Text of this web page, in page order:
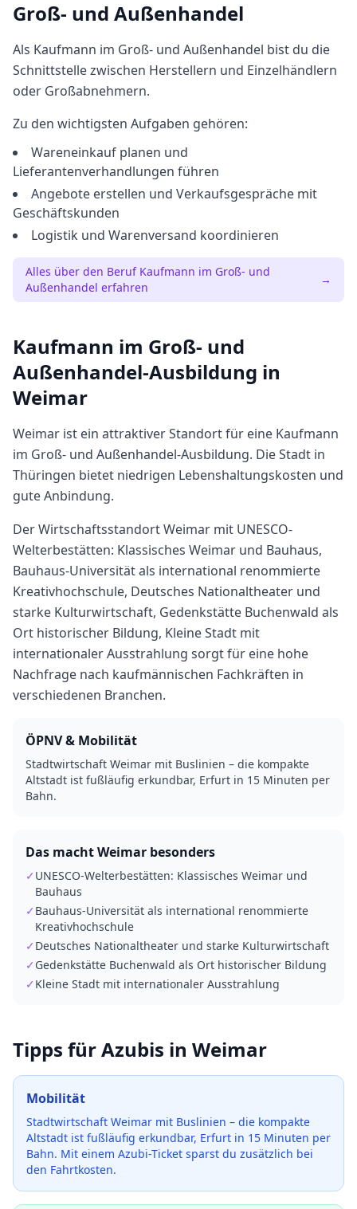
Groß- und Außenhandel
Als Kaufmann im Groß- und Außenhandel bist du die
Schnittstelle zwischen Herstellern und Einzelhändlern
oder Großabnehmern.
Zu den wichtigsten Aufgaben gehören:
Wareneinkauf planen und
Lieferantenverhandlungen führen
Angebote erstellen und Verkaufsgespräche mit
Geschäftskunden
Logistik und Warenversand koordinieren
Alles über den Beruf Kaufmann im Groß- und
Außenhandel erfahren
→
Kaufmann im Groß- und
Außenhandel-Ausbildung in
Weimar
Weimar ist ein attraktiver Standort für eine Kaufmann
im Groß- und Außenhandel-Ausbildung. Die Stadt in
Thüringen bietet niedrigen Lebenshaltungskosten und
gute Anbindung.
Der Wirtschaftsstandort Weimar mit UNESCO-
Welterbestätten: Klassisches Weimar und Bauhaus,
Bauhaus-Universität als international renommierte
Kreativhochschule, Deutsches Nationaltheater und
starke Kulturwirtschaft, Gedenkstätte Buchenwald als
Ort historischer Bildung, Kleine Stadt mit
internationaler Ausstrahlung sorgt für eine hohe
Nachfrage nach kaufmännischen Fachkräften in
verschiedenen Branchen.
ÖPNV & Mobilität
Stadtwirtschaft Weimar mit Buslinien – die kompakte
Altstadt ist fußläufig erkundbar, Erfurt in 15 Minuten per
Bahn.
Das machtWeimar besonders
✓ UNESCO-Welterbestätten: Klassisches Weimar und
Bauhaus
✓ Bauhaus-Universität als international renommierte
Kreativhochschule
✓ Deutsches Nationaltheater und starke Kulturwirtschaft
✓ Gedenkstätte Buchenwald als Ort historischer Bildung
✓ Kleine Stadt mit internationaler Ausstrahlung
Tipps für Azubis in Weimar
Mobilität
Stadtwirtschaft Weimar mit Buslinien – die kompakte
Altstadt ist fußläufig erkundbar, Erfurt in 15 Minuten per
Bahn. Mit einem Azubi-Ticket sparst du zusätzlich bei
den Fahrtkosten.